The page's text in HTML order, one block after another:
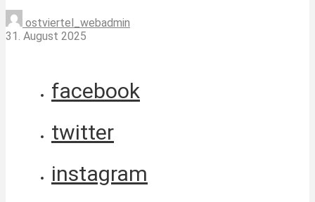
ostviertel_webadmin
31. August 2025
facebook
twitter
instagram